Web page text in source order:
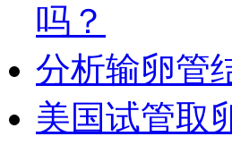
吗？
分析输卵管
美国试管取